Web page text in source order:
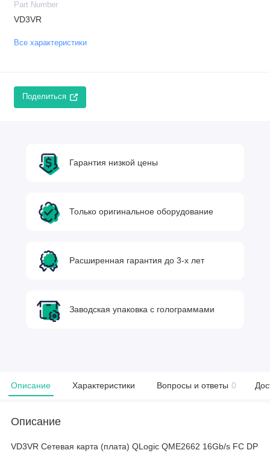
Part Number
VD3VR
Все характеристики
Поделиться
Гарантия низкой цены
Только оригинальное оборудование
Расширенная гарантия до 3-х лет
Заводская упаковка с голограммами
Описание Характеристики Вопросы и ответы 0
Описание
VD3VR Сетевая карта (плата) QLogic QME2662 16Gb/s FC DP